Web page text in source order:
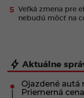
Veľká zmena pre
nebudú môcť na
Aktuálne
Ojazdené autá
Priemerná